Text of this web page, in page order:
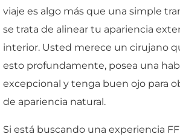
viaje es algo más que una simple
se trata de alinear tu apariencia
interior. Usted merece un cirujano
esto profundamente, posea una
excepcional y tenga buen ojo para
de apariencia natural.
Si está buscando una experiencia